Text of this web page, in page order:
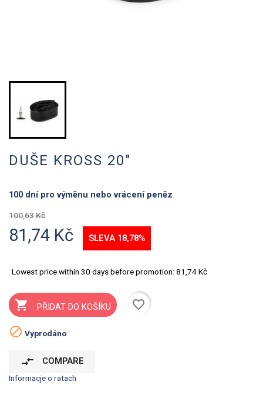
DUŠE KROSS 20"
100 dní pro výměnu nebo vrácení peněz
100,63 Kč
81,74 Kč SLEVA 18,78%
Lowest price within 30 days before promotion: 81,74 Kč
 PŘIDAT DO KOŠÍKU
favorite_border
 Vyprodáno
compare_arrows COMPARE
Informacje o ratach